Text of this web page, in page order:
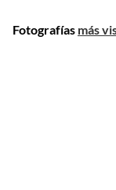
Fotografías más